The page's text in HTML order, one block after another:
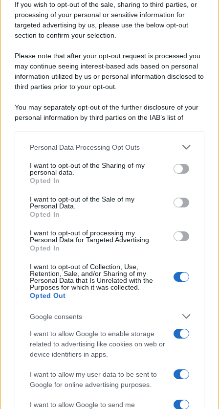
If you wish to opt-out of the sale, sharing to third parties, or
processing of your personal or sensitive information for
targeted advertising by us, please use the below opt-out
section to confirm your selection.
Please note that after your opt-out request is processed you
may continue seeing interest-based ads based on personal
information utilized by us or personal information disclosed to
third parties prior to your opt-out.
You may separately opt-out of the further disclosure of your
personal information by third parties on the IAB’s list of
This information may also be disclosed by us to third parties
disclose it to other third parties.
Please note that this website/app uses one or more Google
services and may gather and store information including but
not limited to your visit or usage behaviour. You may click to
grant or deny consent to Google and its third-party tags to
consent section.
Personal Data Processing Opt Outs
I want to opt-out of the Sharing of my
personal data.
Opted In
I want to opt-out of the Sale of my
Personal Data.
Opted In
I want to opt-out of processing my
Personal Data for Targeted Advertising.
Opted In
I want to opt-out of Collection, Use,
Retention, Sale, and/or Sharing of my
Personal Data that Is Unrelated with the
Purposes for which it was collected.
Opted Out
Google consents
I want to allow Google to enable storage
related to advertising like cookies on web or
device identifiers in apps.
I want to allow my user data to be sent to
Google for online advertising purposes.
I want to allow Google to send me
Newz Pennsylvania
Newz Illinois
Newz Ohio
Hig Tech Mag
Scoop Mag
Lgbtqia News
Day Travel 365
SecondHomeMagazine
Francia
InvestirMag
Germania
Investieren24
UK
News Hub UK
Lgbtq News
Olanda
NL Newz